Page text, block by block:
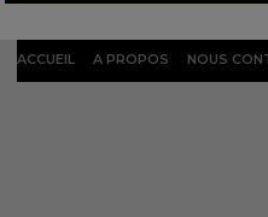
ACCUEIL A PROPOS NOUS